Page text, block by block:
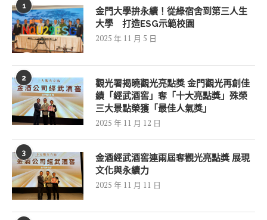
1
金門大學拚永續！從綠宿舍到第三人生
大學 打造ESG示範校園
2025 年 11 月 5 日
2
觀光署揭曉觀光亮點獎 金門觀光再創佳
績「經武酒窖」奪「十大亮點獎」殊榮
三大景點榮獲「最佳人氣獎」
2025 年 11 月 12 日
3
金酒經武酒窖連兩屆奪觀光亮點獎 展現
文化與永續力
2025 年 11 月 11 日